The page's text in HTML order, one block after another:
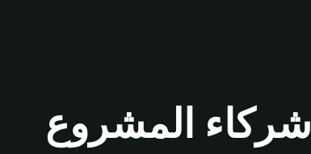
شركاء المشروع